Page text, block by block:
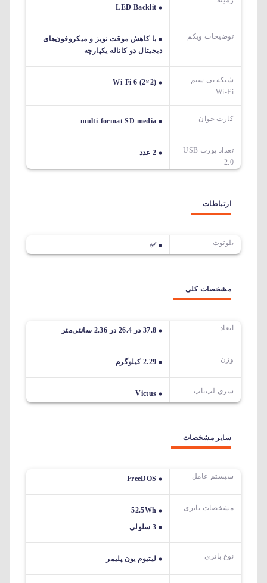
LED Backlit
توضیحات وبکم
با کاهش موقت نویز و میکروفون‌های
دیجیتال دو کاناله یکپارچه
شبکه بی سیم
Wi-Fi
Wi-Fi 6 (2×2)
کارت خوان multi-format SD media
تعداد پورت USB
2.0
2 عدد
ارتباطات
بلوتوث ✅
مشخصات کلی
ابعاد 37.8 در 26.4 در 2.36 سانتی‌متر
وزن 2.29 کیلوگرم
سری لپ‌تاپ Victus
سایر مشخصات
سیستم عامل FreeDOS
مشخصات باتری
52.5Wh
3 سلولی
نوع باتری لیتیوم یون پلیمر